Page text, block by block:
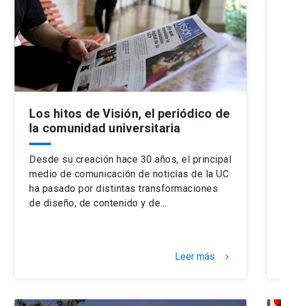
Los hitos de Visión, el periódico de
la comunidad universitaria
Desde su creación hace 30 años, el principal
medio de comunicación de noticias de la UC
ha pasado por distintas transformaciones
de diseño, de contenido y de…
Leer más keyboard_arrow_right